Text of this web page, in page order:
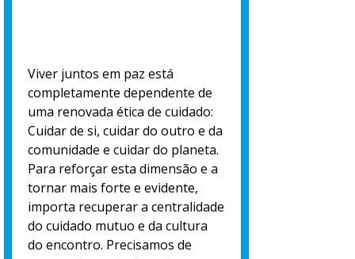
Viver juntos em paz está
completamente dependente de
uma renovada ética de cuidado:
Cuidar de si, cuidar do outro e da
comunidade e cuidar do planeta.
Para reforçar esta dimensão e a
tornar mais forte e evidente,
importa recuperar a centralidade
do cuidado mutuo e da cultura
do encontro. Precisamos de